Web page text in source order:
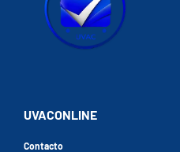
UVACONLINE
Contacto